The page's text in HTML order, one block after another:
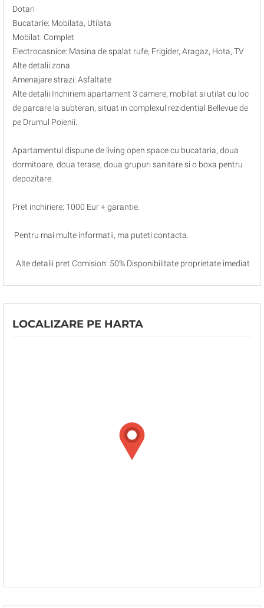
Dotari
Bucatarie: Mobilata, Utilata
Mobilat: Complet
Electrocasnice: Masina de spalat rufe, Frigider, Aragaz, Hota, TV
Alte detalii zona
Amenajare strazi: Asfaltate
Alte detalii Inchiriem apartament 3 camere, mobilat si utilat cu loc
de parcare la subteran, situat in complexul rezidential Bellevue de
pe Drumul Poienii.
Apartamentul dispune de living open space cu bucataria, doua
dormitoare, doua terase, doua grupuri sanitare si o boxa pentru
depozitare.
Pret inchiriere: 1000 Eur + garantie.
Pentru mai multe informatii, ma puteti contacta.
Alte detalii pret Comision: 50% Disponibilitate proprietate imediat
LOCALIZARE PE HARTA